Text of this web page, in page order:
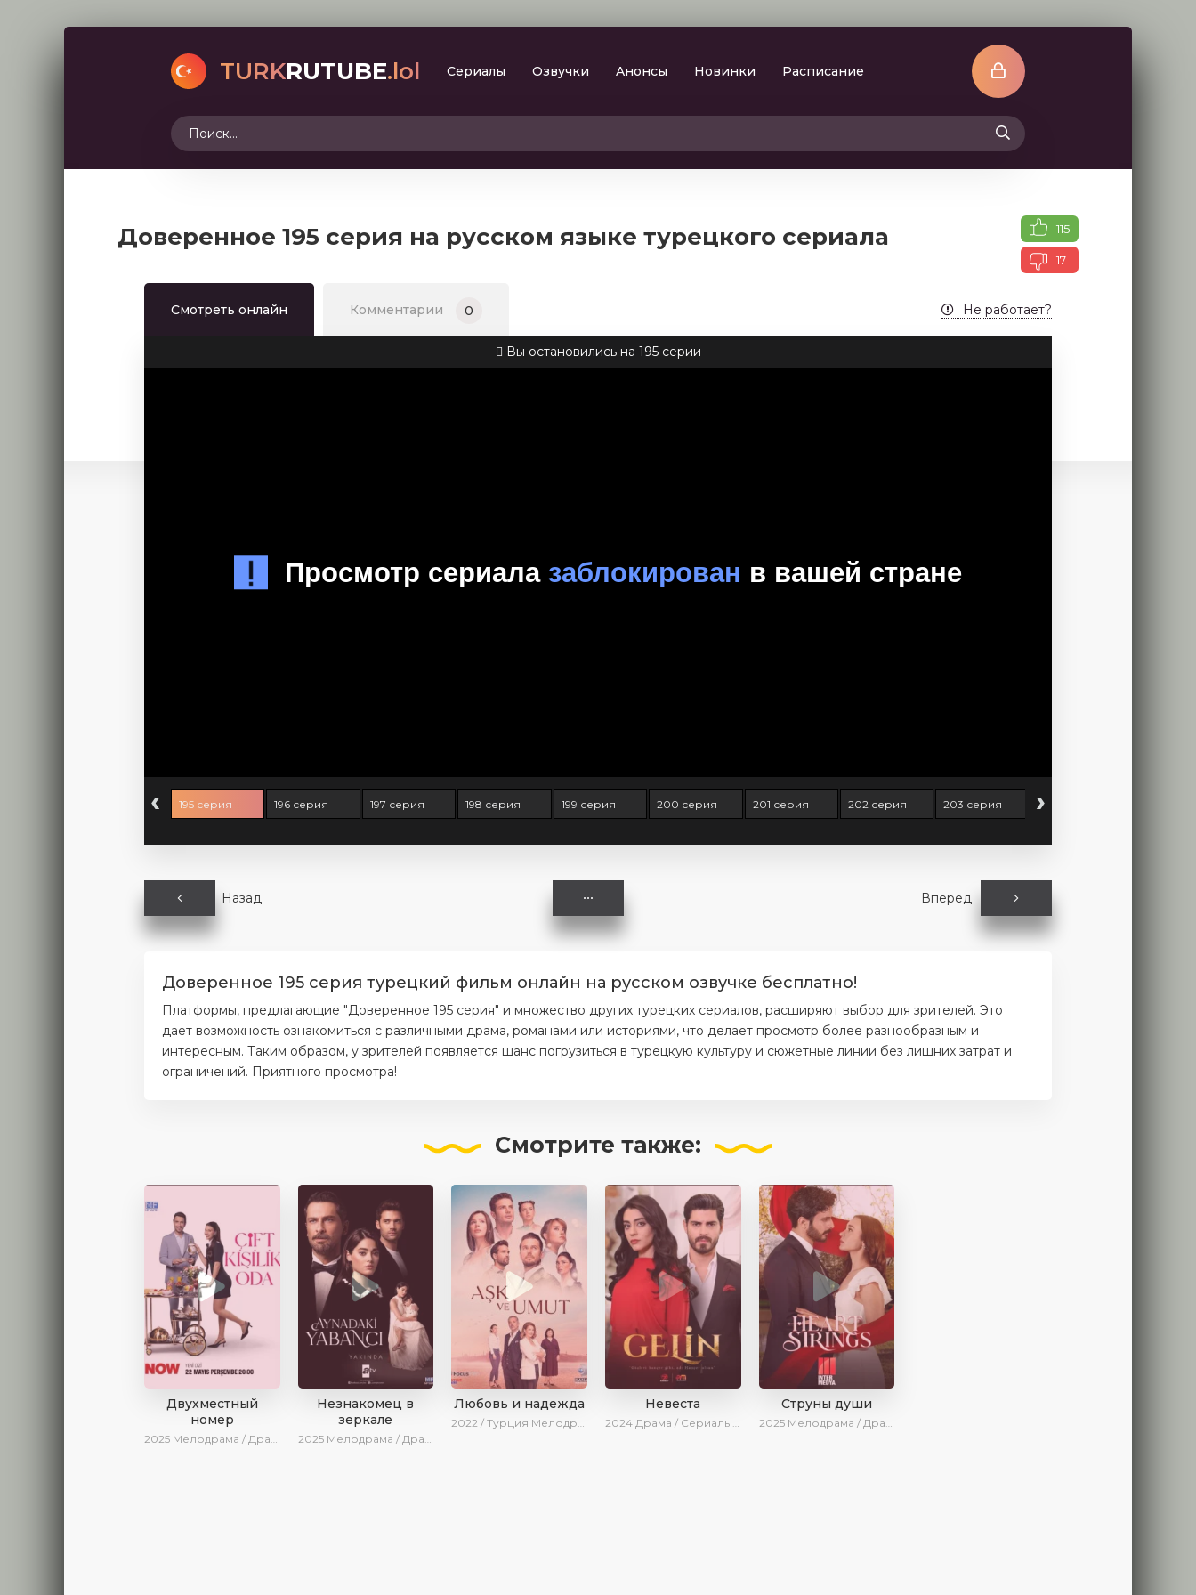
TURKRUTUBE.lol Сериалы
Детектив
Боевик
Oзвучки
AveTurk
Aнoнcы Новинки Расписание
Доверенное 195 серия на русском языке турецкого сериала 115
17
Смотреть онлайн Комментарии 0 Не работает?
Вы остановились на 195 серии
‹ 195 серия 196 серия 197 серия 198 серия 199 серия 200 серия 201 серия 202 серия 203 серия 204 серия
›
Назад Вперед
Доверенное 195 серия турецкий фильм онлайн на русском озвучке бесплатно!
Платформы, предлагающие "Доверенное 195 серия" и множество других турецких сериалов, расширяют выбор для зрителей. Это
дает возможность ознакомиться с различными драма, романами или историями, что делает просмотр более разнообразным и
интересным. Таким образом, у зрителей появляется шанс погрузиться в турецкую культуру и сюжетные линии без лишних затрат и
ограничений. Приятного просмотра!
Смотрите также:
Двухместный
номер
2025 Мелодрама / Драма / Комедия / Новинки / Сериалы 2025
Незнакомец в
зеркале
2025 Мелодрама / Драма / SesDizi / AlisaDirilis / Новинки / Сериалы 2025
Любовь и надежда
2022 / Турция Мелодрама / Драма / BeniAffet
Невеста
2024 Драма / Сериалы 2024
Струны души
2025 Мелодрама / Драма / Новинки / Сериалы 2025